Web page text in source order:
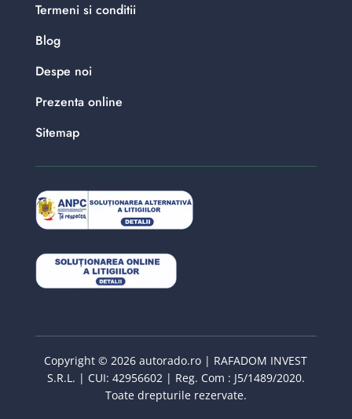
Termeni si conditii
Blog
Despe noi
Prezenta online
Sitemap
Copyright © 2026 autorado.ro | RAFADOM INVEST
S.R.L. | CUI: 42956602 | Reg. Com : J5/1489/2020.
Toate drepturile rezervate.